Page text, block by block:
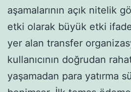
aşamalarının açık nitelik
etki olarak büyük etki
yer alan transfer
kullanıcının doğrudan
yaşamadan para yatırma